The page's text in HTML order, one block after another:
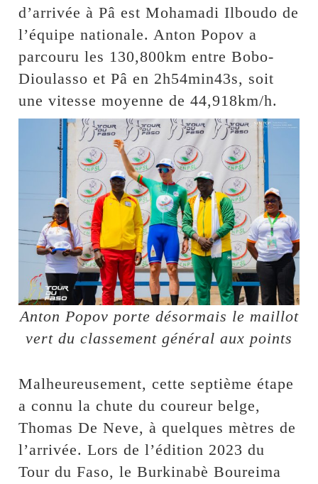
d’arrivée à Pâ est Mohamadi Ilboudo de
l’équipe nationale. Anton Popov a
parcouru les 130,800km entre Bobo-
Dioulasso et Pâ en 2h54min43s, soit
une vitesse moyenne de 44,918km/h.
Anton Popov porte désormais le maillot
vert du classement général aux points
Malheureusement, cette septième étape
a connu la chute du coureur belge,
Thomas De Neve, à quelques mètres de
l’arrivée. Lors de l’édition 2023 du
Tour du Faso, le Burkinabè Boureima